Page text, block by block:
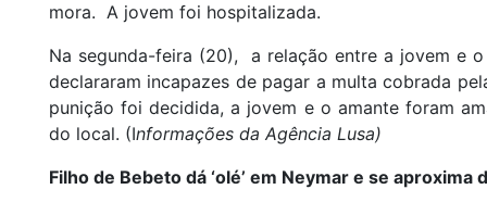
mora. A jovem foi hospitalizada.
Na segunda-feira (20), a relação entre a jovem e
declararam incapazes de pagar a multa cobrada
punição foi decidida, a jovem e o amante foram
do local. (Informações da Agência Lusa)
Filho de Bebeto dá ‘olé’ em Neymar e se